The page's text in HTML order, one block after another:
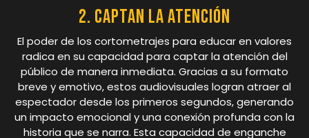
2. Captan la atención
El poder de los cortometrajes para educar en valores
radica en su capacidad para captar la atención del
público de manera inmediata. Gracias a su formato
breve y emotivo, estos audiovisuales logran atraer al
espectador desde los primeros segundos, generando
un impacto emocional y una conexión profunda con la
historia que se narra. Esta capacidad de enganche